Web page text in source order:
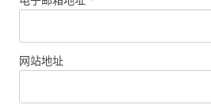
网站地址